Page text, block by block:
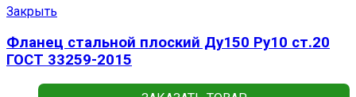
Закрыть
Фланец стальной плоский Ду150 Ру10 ст.20
ГОСТ 33259-2015